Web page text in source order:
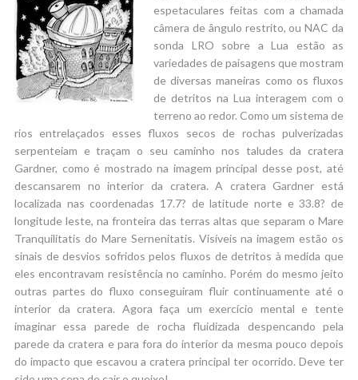
espetaculares feitas com a chamada
câmera de ângulo restrito, ou NAC da
sonda LRO sobre a Lua estão as
variedades de paisagens que mostram
de diversas maneiras como os fluxos
de detritos na Lua interagem com o
terreno ao redor. Como um sistema de
rios entrelaçados esses fluxos secos de rochas pulverizadas
serpenteiam e traçam o seu caminho nos taludes da cratera
Gardner, como é mostrado na imagem principal desse post, até
descansarem no interior da cratera. A cratera Gardner está
localizada nas coordenadas 17.7? de latitude norte e 33.8? de
longitude leste, na fronteira das terras altas que separam o Mare
Tranquilitatis do Mare Sernenitatis. Visíveis na imagem estão os
sinais de desvios sofridos pelos fluxos de detritos à medida que
eles encontravam resistência no caminho. Porém do mesmo jeito
outras partes do fluxo conseguiram fluir continuamente até o
interior da cratera. Agora faça um exercício mental e tente
imaginar essa parede de rocha fluidizada despencando pela
parede da cratera e para fora do interior da mesma pouco depois
do impacto que escavou a cratera principal ter ocorrido. Deve ter